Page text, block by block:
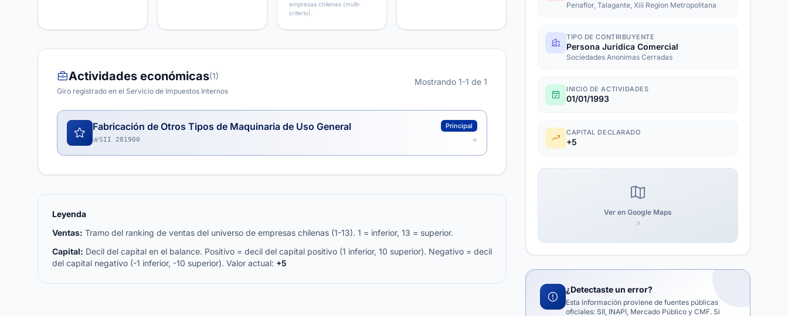
empresas chilenas (multi-
criterio).
Actividades económicas(1)
Giro registrado en el Servicio de Impuestos Internos
Mostrando 1-1 de 1
Fabricación de Otros Tipos de Maquinaria de Uso General Principal
SII 281900
Leyenda
Ventas: Tramo del ranking de ventas del universo de empresas chilenas (1-13). 1 = inferior, 13 = superior.
Capital: Decil del capital en el balance. Positivo = decil del capital positivo (1 inferior, 10 superior). Negativo = decil
del capital negativo (-1 inferior, -10 superior). Valor actual: +5
Penaflor, Talagante, Xiii Region Metropolitana
TIPO DE CONTRIBUYENTE
Persona Juridica Comercial
Sociedades Anonimas Cerradas
INICIO DE ACTIVIDADES
01/01/1993
CAPITAL DECLARADO
+5
Ver en Google Maps
¿Detectaste un error?
Esta información proviene de fuentes públicas
oficiales: SII, INAPI, Mercado Público y CMF. Si